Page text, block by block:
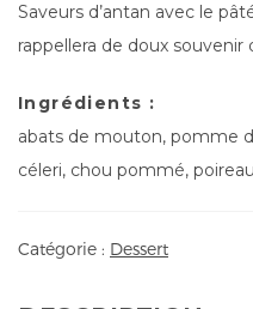
Saveurs d’antan avec le
rappellera de doux
Ingrédients :
abats de mouton, pomme
céleri, chou pommé,
Catégorie : Dessert